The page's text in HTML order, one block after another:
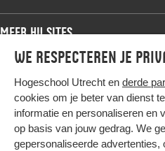
We respecteren je
Hogeschool Utrecht en derde
cookies om je beter van dienst
informatie en personaliseren en
op basis van jouw gedrag. We
gepersonaliseerde
Uitvoeringsregeling
Statuten Stichting
Werken bij de HU
Contact
Bachelor
Master
Studiekeuze voltijd
Associate degree
Bachelor
Master
Post-master
Studiekeuze deeltijd
Meer HU sites
HU International
HU Bibliotheek
HU Ontwikkelt
Duurzame HU
Hier komt